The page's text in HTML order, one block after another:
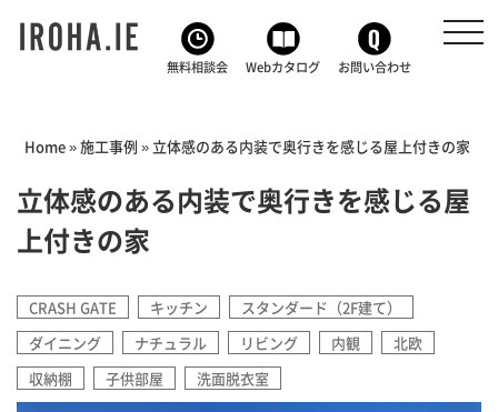
無料相談会 Webカタログ お問い合わせ
Home»施工事例 » 立体感のある内装で奥行きを感じる屋上付きの家
立体感のある内装で奥行きを感じる屋
上付きの家
CRASH GATE キッチン
スタンダード（2F建て）
ダイニング
ナチュラル リビング 内観
北欧
収納棚
子供部屋 洗面脱衣室